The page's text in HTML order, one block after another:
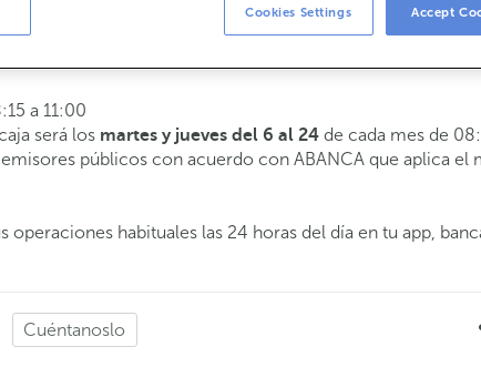
el día y hora que elijas.
a 11:00
será los martes y jueves del 6 al 24 de cada mes de
públicos con acuerdo con ABANCA que aplica el
operaciones habituales las 24 horas del día en tu app,
Cuéntanoslo
Cookies Settings Accept